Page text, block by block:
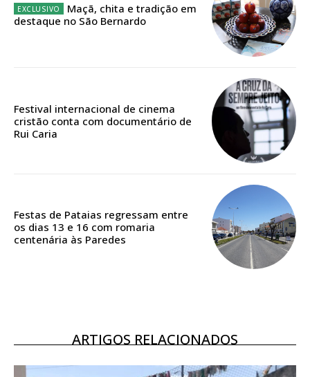
Edição em papel entregue à Quinta-feira em sua
Acesso aos conteúdos Exclusivos para
assinantes
Ofertas para assinatura anual
ASSINATURA
Maçã, chita e tradição em
destaque no São Bernardo
Festival internacional de cinema
cristão conta com documentário de
Rui Caria
Festas de Pataias regressam entre
os dias 13 e 16 com romaria
centenária às Paredes
ARTIGOS RELACIONADOS